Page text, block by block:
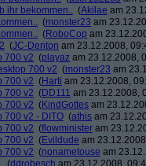
ihr bekommen.. (Akilae am
(monster23 am
(RoboCop am
(JC-Denton am 23.12.2008,
700 v2 (playaz am 23.12.2008,
700 v2 (monster23 am
700 v2 (Harti am 23.12.2008,
700 v2 (DD111 am 23.12.2008,
700 v2 (KindGottes am
700 v2 - DITO (athis am
700 v2 (flowminister am
700 v2 (Evildude am
700 v2 (nonametouse am
(ddrobesch am 23.12.2008,